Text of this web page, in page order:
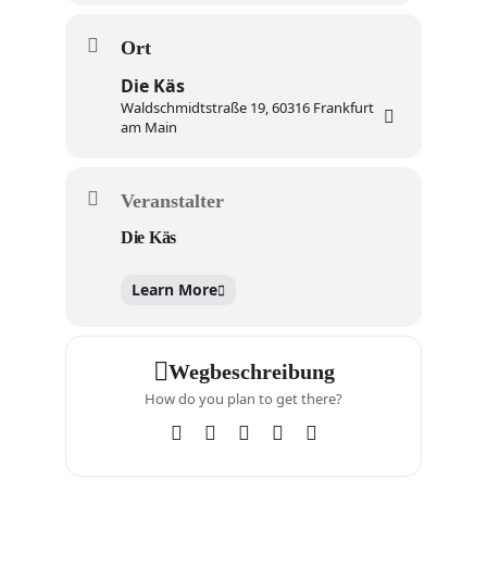
Ort
Die Käs
Waldschmidtstraße 19, 60316 Frankfurt
am Main
Veranstalter
Die Käs
Learn More
Wegbeschreibung
How do you plan to get there?